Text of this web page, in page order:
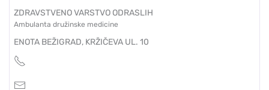
ZDRAVSTVENO VARSTVO ODRASLIH
Ambulanta družinske medicine
ENOTA BEŽIGRAD, KRŽIČEVA UL. 10